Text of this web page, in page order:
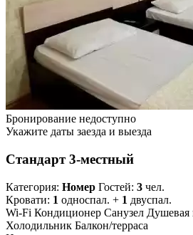
Бронирование недоступно
Укажите даты заезда и выезда
Стандарт 3-местный
Категория: Номер Гостей: 3 чел.
Кровати: 1 односпал. + 1 двуспал.
Wi-Fi Кондиционер Санузел Душевая
Холодильник Балкон/терраса